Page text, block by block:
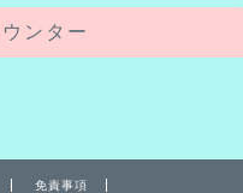
ンター
免責事項